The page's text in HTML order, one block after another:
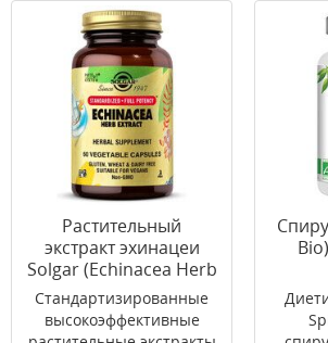
Растительный
экстракт эхинацеи
Solgar (Echinacea Herb
Extract) 60 вег капсул
Стандартизированные
высокоэффективные